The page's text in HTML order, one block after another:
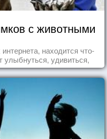
с животными
находится что-
улыбнуться, удивиться,